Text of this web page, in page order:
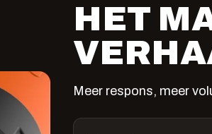
HET
Meer respons, meer